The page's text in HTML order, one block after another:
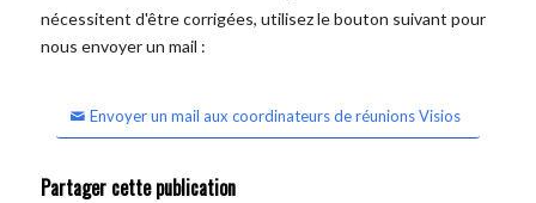
nécessitent d'être corrigées, utilisez le bouton suivant pour
nous envoyer un mail :
Envoyer un mail aux coordinateurs de réunions Visios
Partager cette publication